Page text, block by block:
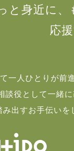
と身近に
応
一人ひとりが前
談役として一緒
出すお手伝いを